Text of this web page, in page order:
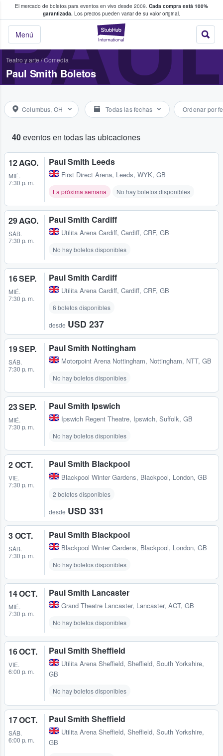
El mercado de boletos para eventos en vivo desde 2009. Cada compra está 100%
garantizada. Los precios pueden variar de su valor original.
StubHub: donde
Menú
fans compran y venden boletos
Teatro y arte/Comedia
Paul Smith Boletos
Columbus, OH Todas las fechas Ordenar por
40eventos en todas las ubicaciones
12 AGO.
MIÉ.
7:30 p. m.
Paul Smith Leeds
First Direct Arena, Leeds, WYK, GB
La próxima semana No hay boletos disponibles
29 AGO.
SÁB.
7:30 p. m.
Paul Smith Cardiff
Utilita Arena Cardiff, Cardiff, CRF, GB
No hay boletos disponibles
16 SEP.
MIÉ.
7:30 p. m.
Paul Smith Cardiff
Utilita Arena Cardiff, Cardiff, CRF, GB
6 boletos disponibles
desde USD 237
19 SEP.
SÁB.
7:30 p. m.
Paul Smith Nottingham
Motorpoint Arena Nottingham, Nottingham, NTT, GB
No hay boletos disponibles
23 SEP.
MIÉ.
7:30 p. m.
Paul Smith Ipswich
Ipswich Regent Theatre, Ipswich, Suffolk, GB
No hay boletos disponibles
2 OCT.
VIE.
7:30 p. m.
Paul Smith Blackpool
Blackpool Winter Gardens, Blackpool, London, GB
2 boletos disponibles
desde USD 331
3 OCT.
SÁB.
7:30 p. m.
Paul Smith Blackpool
Blackpool Winter Gardens, Blackpool, London, GB
No hay boletos disponibles
14 OCT.
MIÉ.
7:30 p. m.
Paul Smith Lancaster
Grand Theatre Lancaster, Lancaster, ACT, GB
No hay boletos disponibles
16 OCT.
VIE.
6:00 p. m.
Paul Smith Sheffield
Utilita Arena Sheffield, Sheffield, South Yorkshire,
GB
No hay boletos disponibles
17 OCT.
SÁB.
6:00 p. m.
Paul Smith Sheffield
Utilita Arena Sheffield, Sheffield, South Yorkshire,
GB